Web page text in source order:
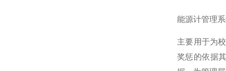
能源计管理
主要用于为
奖惩的依据